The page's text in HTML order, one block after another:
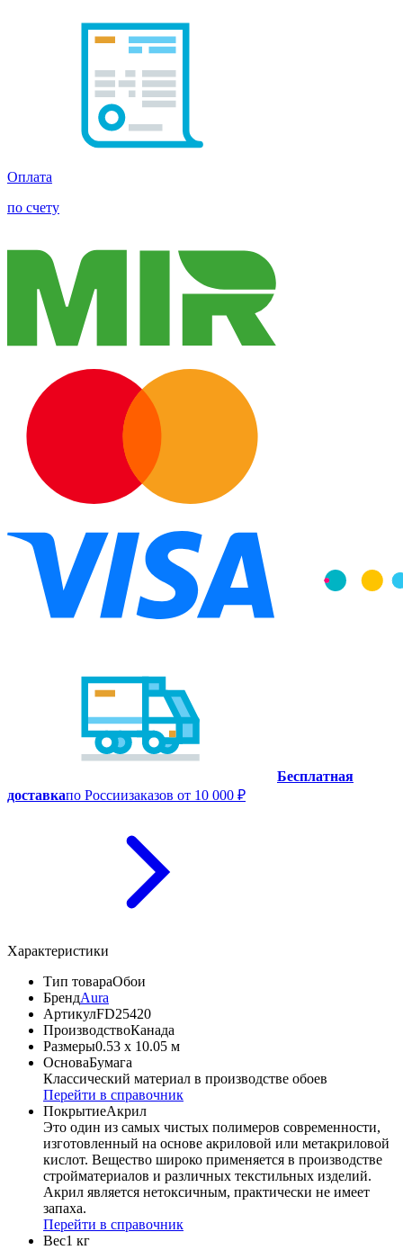
Оплата
по счету
Бесплатная
доставкапо Россиизаказов от 10 000 ₽
Характеристики
Тип товараОбои
БрендAura
АртикулFD25420
ПроизводствоКанада
Размеры0.53 x 10.05 м
ОсноваБумага
Классический материал в производстве обоев
Перейти в справочник
ПокрытиеАкрил
Это один из самых чистых полимеров современности,
изготовленный на основе акриловой или метакриловой
кислот. Вещество широко применяется в производстве
стройматериалов и различных текстильных изделий.
Акрил является нетоксичным, практически не имеет
запаха.
Перейти в справочник
Вес1 кг